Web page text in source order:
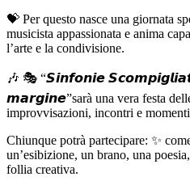
💝 Per questo nasce una giornata
musicista appassionata e anima
l’arte e la condivisione.
🎶 🎭 “𝙎𝙞𝙣𝙛𝙤𝙣𝙞𝙚
𝙢𝙖𝙧𝙜𝙞𝙣𝙚”sarà una vera festa
improvvisazioni, incontri e
Chiunque potrà partecipare: ✨
un’esibizione, un brano, una
follia creativa.